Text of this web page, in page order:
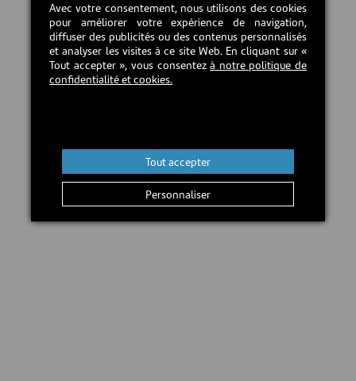
Avec votre consentement, nous utilisons des cookies
pour améliorer votre expérience de navigation,
diffuser des publicités ou des contenus personnalisés
et analyser les visites à ce site Web. En cliquant sur «
Tout accepter », vous consentezà notre politique de
confidentialité et cookies.
Personnaliser
Tout accepter